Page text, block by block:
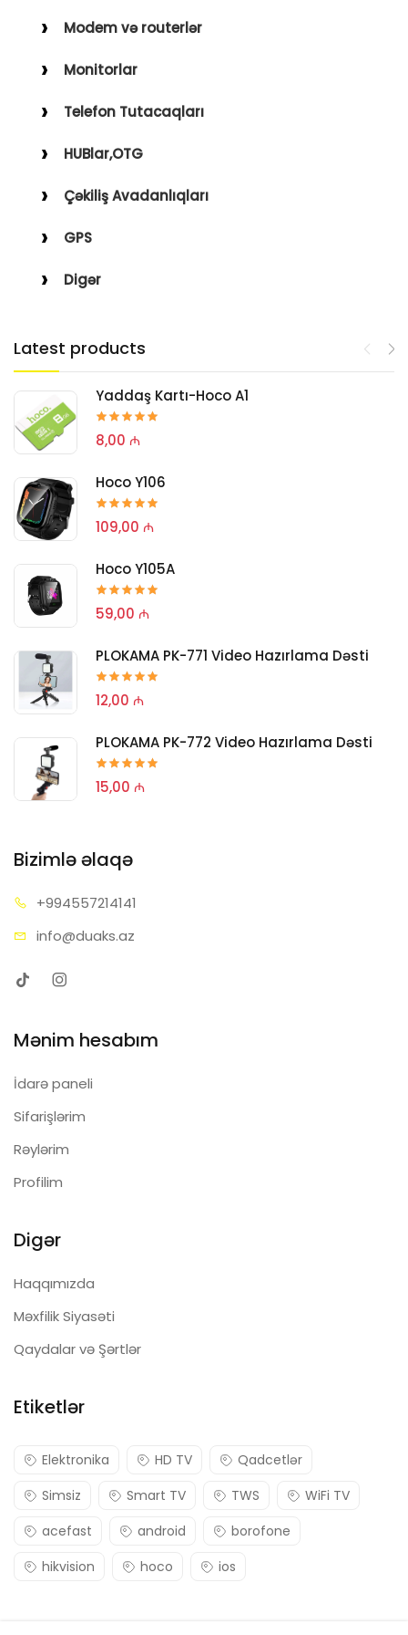
Modem və routerlər
Monitorlar
Telefon Tutacaqları
HUBlar,OTG
Çəkiliş Avadanlıqları
GPS
Digər
Latest products
Yaddaş Kartı-Hoco A1
8,00 ₼
Hoco Y106
109,00 ₼
Hoco Y105A
59,00 ₼
PLOKAMA PK-771 Video Hazırlama Dəsti
12,00 ₼
PLOKAMA PK-772 Video Hazırlama Dəsti
15,00 ₼
Bizimlə əlaqə
+994557214141
info@duaks.az
Mənim hesabım
İdarə paneli
Sifarişlərim
Rəylərim
Profilim
Digər
Haqqımızda
Məxfilik Siyasəti
Qaydalar və Şərtlər
Etiketlər
Elektronika HD TV
Qadcetlər
Simsiz
Smart TV TWS
WiFi TV
acefast
android
borofone
hikvision
hoco ios